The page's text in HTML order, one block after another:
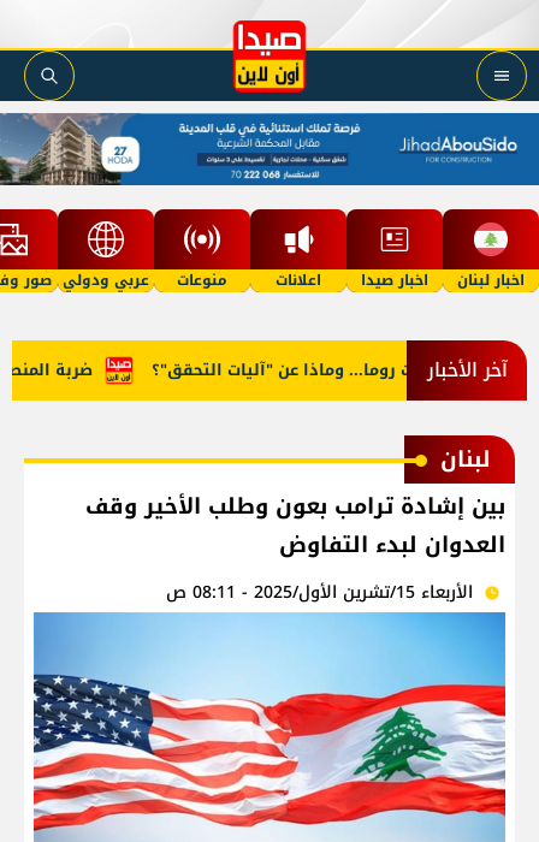
اخبار لبنان اخبار صيدا اعلانات منوعات عربي ودولي صور
آخر الأخبار ضربة في مفاوضات روما... وماذا عن "آليات التحقق"؟
لبنان
بين إشادة ترامب بعون وطلب الأخير وقف
العدوان لبدء التفاوض
الأربعاء 15/تشرين الأول/2025 - 08:11 ص